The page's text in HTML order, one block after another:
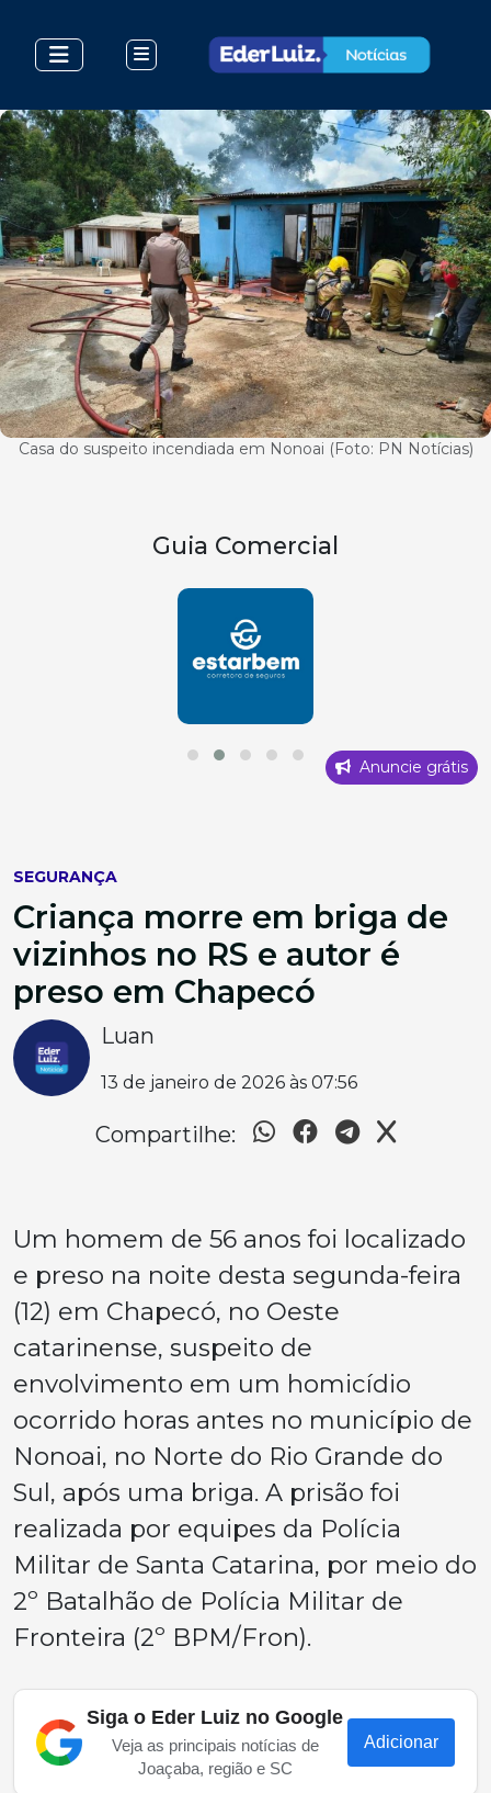
Casa do suspeito incendiada em Nonoai (Foto: PN Notícias)
Guia Comercial
Anuncie grátis
SEGURANÇA
Criança morre em briga de
vizinhos no RS e autor é
preso em Chapecó
Luan
13 de janeiro de 2026 às 07:56
Compartilhe:
Um homem de 56 anos foi localizado
e preso na noite desta segunda-feira
(12) em Chapecó, no Oeste
catarinense, suspeito de
envolvimento em um homicídio
ocorrido horas antes no município de
Nonoai, no Norte do Rio Grande do
Sul, após uma briga. A prisão foi
realizada por equipes da Polícia
Militar de Santa Catarina, por meio do
2º Batalhão de Polícia Militar de
Fronteira (2º BPM/Fron).
Siga o Eder Luiz no Google
Veja as principais notícias de
Joaçaba, região e SC
Adicionar